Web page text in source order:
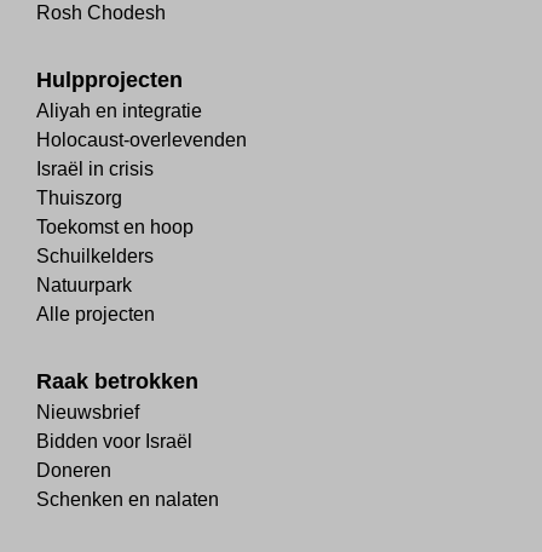
Rosh Chodesh
Hulpprojecten
Aliyah en integratie
Holocaust-overlevenden
Israël in crisis
Thuiszorg
Toekomst en hoop
Schuilkelders
Natuurpark
Alle projecten
Raak betrokken
Nieuwsbrief
Bidden voor Israël
Doneren
Schenken en nalaten